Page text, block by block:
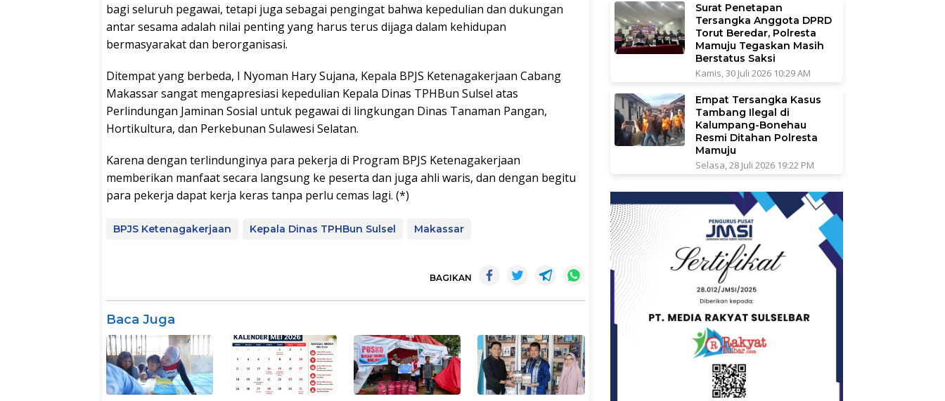
bagi seluruh pegawai, tetapi juga sebagai pengingat bahwa kepedulian dan dukungan
antar sesama adalah nilai penting yang harus terus dijaga dalam kehidupan
bermasyarakat dan berorganisasi.
Ditempat yang berbeda, I Nyoman Hary Sujana, Kepala BPJS Ketenagakerjaan Cabang
Makassar sangat mengapresiasi kepedulian Kepala Dinas TPHBun Sulsel atas
Perlindungan Jaminan Sosial untuk pegawai di lingkungan Dinas Tanaman Pangan,
Hortikultura, dan Perkebunan Sulawesi Selatan.
Karena dengan terlindunginya para pekerja di Program BPJS Ketenagakerjaan
memberikan manfaat secara langsung ke peserta dan juga ahli waris, dan dengan begitu
para pekerja dapat kerja keras tanpa perlu cemas lagi. (*)
BPJS Ketenagakerjaan Kepala Dinas TPHBun Sulsel Makassar
BAGIKAN
Baca Juga
Surat Penetapan
Tersangka Anggota DPRD
Torut Beredar, Polresta
Mamuju Tegaskan Masih
Berstatus Saksi
Kamis, 30 Juli 2026 10:29 AM
Empat Tersangka Kasus
Tambang Ilegal di
Kalumpang-Bonehau
Resmi Ditahan Polresta
Mamuju
Selasa, 28 Juli 2026 19:22 PM